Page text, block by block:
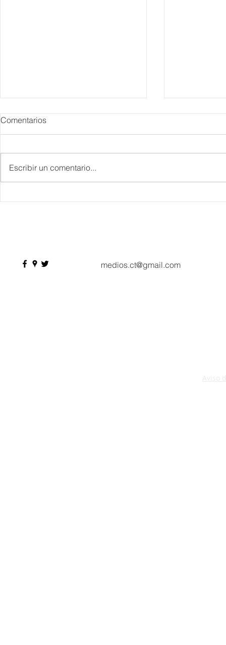
Comentarios
Escribir un comentario...
medios.ct@gmail.com